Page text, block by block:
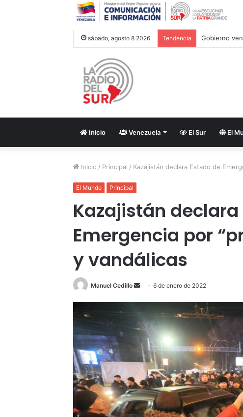
sábado, agosto 8 2026 Tendencia Cuba reitera
Inicio Venezuela El Sur El
Inicio / Principal / Kazajistán declara Estado de
El Mundo Principal
Kazajistán declara
Emergencia por
y vandálicas
Manuel Cedillo
Send6 de enero de 2022